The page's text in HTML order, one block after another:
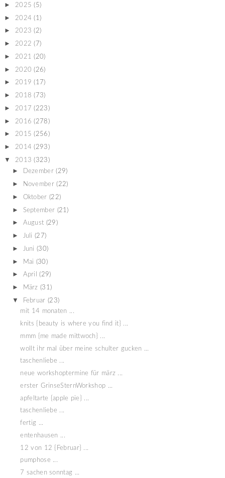
► 2025 (5)
► 2024 (1)
► 2023 (2)
► 2022 (7)
► 2021 (20)
► 2020 (26)
► 2019 (17)
► 2018 (73)
► 2017 (223)
► 2016 (278)
► 2015 (256)
► 2014 (293)
▼ 2013 (323)
► Dezember (29)
► November (22)
► Oktober (22)
► September (21)
► August (29)
► Juli (27)
► Juni (30)
► Mai (30)
► April (29)
► März (31)
▼ Februar (23)
mit 14 monaten ...
knits {beauty is where you find it} ...
mmm {me made mittwoch} ...
wollt ihr mal über meine schulter gucken ...
taschenliebe ...
neue workshoptermine für märz ...
erster GrinseSternWorkshop ...
apfeltarte {apple pie} ...
taschenliebe ...
fertig ...
entenhausen ...
12 von 12 {Februar} ...
pumphose ...
7 sachen sonntag ...